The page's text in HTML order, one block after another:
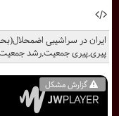
گزارش مشکل
ایران در سراشیبی
پیری,پیری جمعیت,رشد